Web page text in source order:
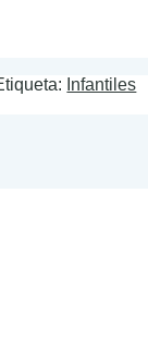
Infantiles